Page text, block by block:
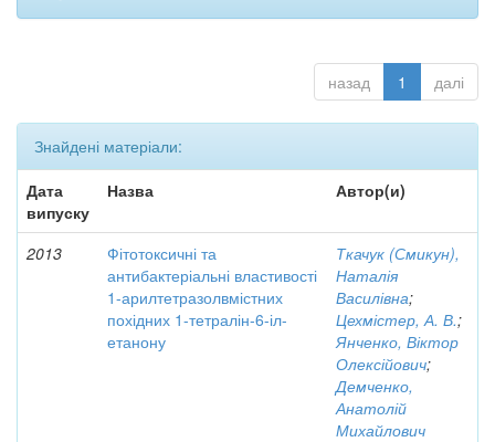
назад 1 далі
Знайдені матеріали:
Дата
випуску
Назва Автор(и)
2013
Фітотоксичні та
антибактеріальні властивості
1-арилтетразолвмістних
похідних 1-тетралін-6-іл-
етанону
Ткачук (Смикун),
Наталія
Василівна;
Цехмістер, А. В.;
Янченко, Віктор
Олексійович;
Демченко,
Анатолій
Михайлович